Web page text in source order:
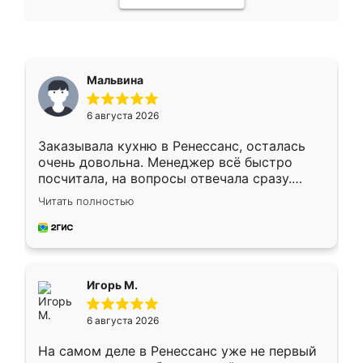
Мальвина
6 августа 2026
Заказывала кухню в Ренессанс, осталась
очень довольна. Менеджер всё быстро
посчитала, на вопросы отвечала сразу.
Замерщик приехал в субботу, подошёл к
делу со всей ответственностью. Собрали
за день, ребята работали аккуратно, даже
Читать полностью
Игорь М.
6 августа 2026
На самом деле в Ренессанс уже не первый